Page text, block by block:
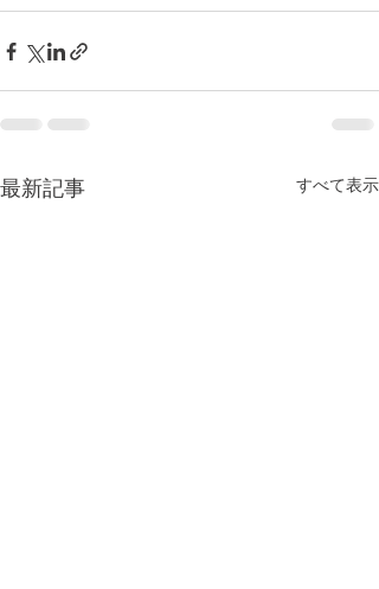
最新記事 すべて表示